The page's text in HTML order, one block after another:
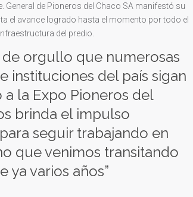
General de Pioneros del Chaco SA manifestó su
el avance logrado hasta el momento por todo el
del predio.
de orgullo que numerosas
instituciones del país sigan
a la Expo Pioneros del
brinda el impulso
seguir trabajando en
que venimos transitando
ya varios años”